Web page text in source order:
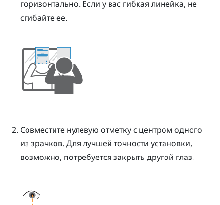
горизонтально. Если у вас гибкая линейка, не
сгибайте ее.
Совместите нулевую отметку с центром одного
из зрачков. Для лучшей точности установки,
возможно, потребуется закрыть другой глаз.